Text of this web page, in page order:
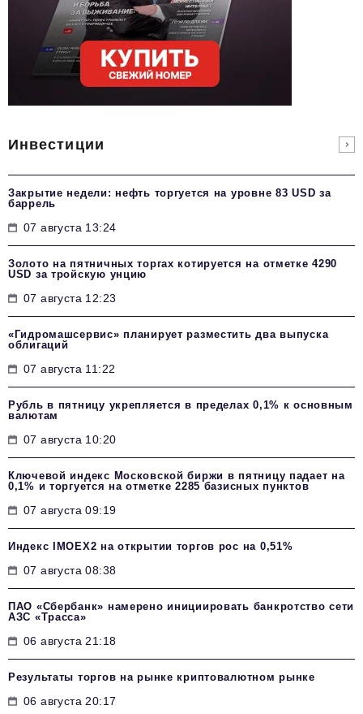
Инвестиции
Закрытие недели: нефть торгуется на уровне 83 USD за
баррель
07 августа 13:24
Золото на пятничных торгах котируется на отметке 4290
USD за тройскую унцию
07 августа 12:23
«Гидромашсервис» планирует разместить два выпуска
облигаций
07 августа 11:22
Рубль в пятницу укрепляется в пределах 0,1% к основным
валютам
07 августа 10:20
Ключевой индекс Московской биржи в пятницу падает на
0,1% и торгуется на отметке 2285 базисных пунктов
07 августа 09:19
Индекс IMOEX2 на открытии торгов рос на 0,51%
07 августа 08:38
ПАО «Сбербанк» намерено инициировать банкротство сети
АЗС «Трасса»
06 августа 21:18
Результаты торгов на рынке криптовалютном рынке
06 августа 20:17